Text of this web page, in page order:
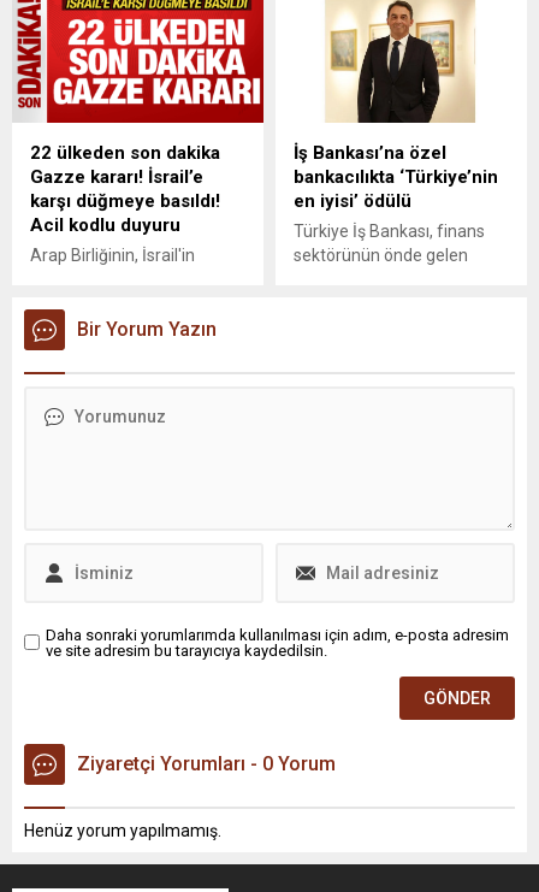
yükselişini sürdürüyor.
Savunma ve havacılık
ihracatımız Haziran
2026’da, geçen yılın aynı
ayına göre yüzde 29,6
oldu dedi.
Bakan Luz, “Tek kelimeyle
şahane. Muazzam işler
çıkarmışsınız. Bu başarıyı biz
de sizden öğrenmek
istiyoruz” dedi.
22 ülkeden son dakika
Gazze kararı! İsrail’e
karşı düğmeye basıldı!
Acil kodlu duyuru
Arap Birliğinin, İsrail'in
edilmesi kararına karşı
eylem planı konusunda yarın
acil toplanacağı açıklandı.
İş Bankası’na özel
bankacılıkta ‘Türkiye’nin
en iyisi’ ödülü
Türkiye İş Bankası, finans
sektörünün önde gelen
Management (PWM) ve The
Bir Yorum Yazın
Daha sonraki yorumlarımda kullanılması için adım, e-posta adresim
ve site adresim bu tarayıcıya kaydedilsin.
Ziyaretçi Yorumları - 0 Yorum
Henüz yorum yapılmamış.